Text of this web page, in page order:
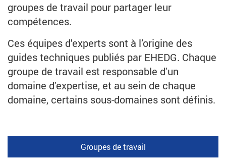
groupes de travail pour partager leur
compétences.
Ces équipes d'experts sont à l’origine des
guides techniques publiés par EHEDG. Chaque
groupe de travail est responsable d'un
domaine d'expertise, et au sein de chaque
domaine, certains sous-domaines sont définis.
Groupes de travail